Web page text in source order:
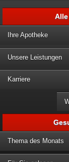
Ihre Apotheke
Unsere Leistungen
Karriere
Thema des Monats